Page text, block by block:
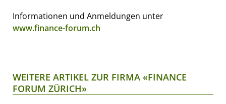
Informationen und Anmeldungen unter
www.finance-forum.ch
WEITERE ARTIKEL ZUR FIRMA «FINANCE
FORUM ZÜRICH»